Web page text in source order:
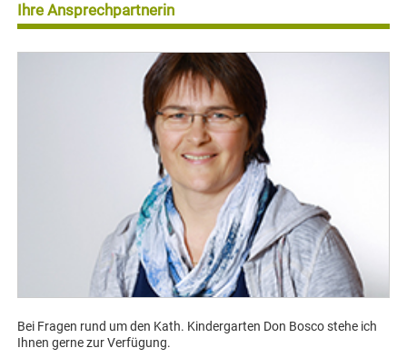
Ihre Ansprechpartnerin
Bei Fragen rund um den Kath. Kindergarten Don Bosco stehe ich
Ihnen gerne zur Verfügung.